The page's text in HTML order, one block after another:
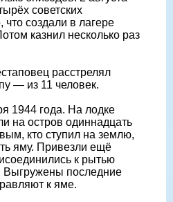
советских
создали в лагере
казнил несколько раз
расстрелял
— из 11 человек.
1944 года. На лодке
на остров одиннадцать
кто ступил на землю,
яму. Привезли ещё
к рытью
Выгружены последние
к яме.